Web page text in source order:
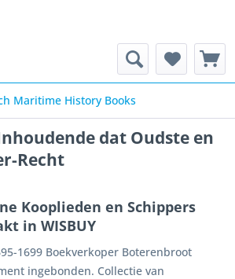
Maritime History Books
dat Oudste en
Recht
Kooplieden en Schippers
in WISBUY
1699 Boekverkoper Boterenbroot
ingebonden. Collectie van